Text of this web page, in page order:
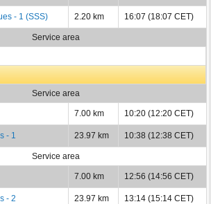
- 1 (SSS) 2.20 km 16:07 (18:07 CET)
Service area
Service area
7.00 km 10:20 (12:20 CET)
- 1 23.97 km 10:38 (12:38 CET)
Service area
7.00 km 12:56 (14:56 CET)
- 2 23.97 km 13:14 (15:14 CET)